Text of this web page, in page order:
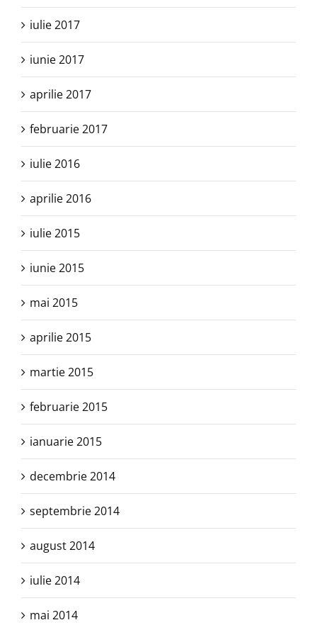
iulie 2017
iunie 2017
aprilie 2017
februarie 2017
iulie 2016
aprilie 2016
iulie 2015
iunie 2015
mai 2015
aprilie 2015
martie 2015
februarie 2015
ianuarie 2015
decembrie 2014
septembrie 2014
august 2014
iulie 2014
mai 2014